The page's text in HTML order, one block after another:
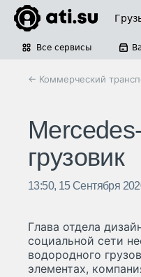
Все сервисы
← Коммерческий
грузовик
13:50, 15 Сентября
Глава отдела
социальной сети
водородного
элементах,